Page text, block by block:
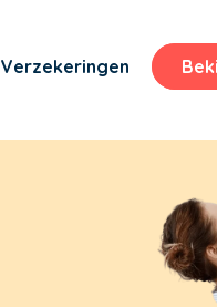
Verzekeringen